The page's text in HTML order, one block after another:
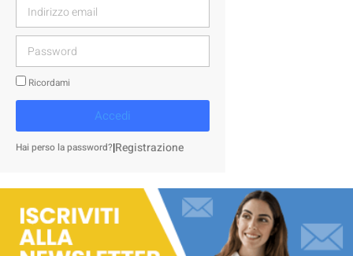
Ricordami
Accedi
Hai perso la password?|Registrazione